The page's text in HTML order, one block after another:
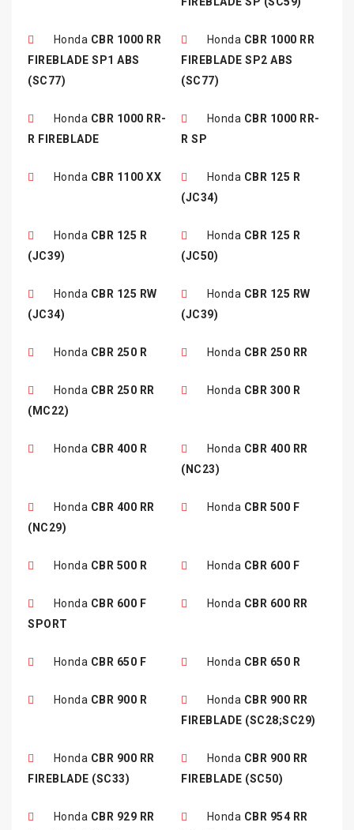
Honda CBR 1000 RR
FIREBLADE SP1 ABS
(SC77)
Honda CBR 1000 RR
FIREBLADE SP2 ABS
(SC77)
Honda CBR 1000 RR-
R FIREBLADE
Honda CBR 1000 RR-
R SP
Honda CBR 1100 XX Honda CBR 125 R
(JC34)
Honda CBR 125 R
(JC39)
Honda CBR 125 R
(JC50)
Honda CBR 125 RW
(JC34)
Honda CBR 125 RW
(JC39)
Honda CBR 250 R Honda CBR 250 RR
Honda CBR 250 RR
(MC22)
Honda CBR 300 R
Honda CBR 400 R Honda CBR 400 RR
(NC23)
Honda CBR 400 RR
(NC29)
Honda CBR 500 F
Honda CBR 500 R Honda CBR 600 F
Honda CBR 600 F
SPORT
Honda CBR 600 RR
Honda CBR 650 F Honda CBR 650 R
Honda CBR 900 R Honda CBR 900 RR
FIREBLADE (SC28;SC29)
Honda CBR 900 RR
FIREBLADE (SC33)
Honda CBR 900 RR
FIREBLADE (SC50)
Honda CBR 929 RR
Honda CBR 954 RR